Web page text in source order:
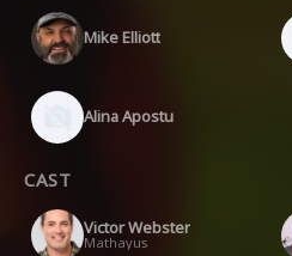
Mike Elliott
Alina Apostu
CAST
Victor Webster
Mathayus